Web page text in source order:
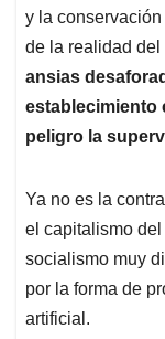
y la
de la realidad del
ansias
establecimiento
peligro la
Ya no es la
el capitalismo
socialismo muy
por la forma de
artificial.